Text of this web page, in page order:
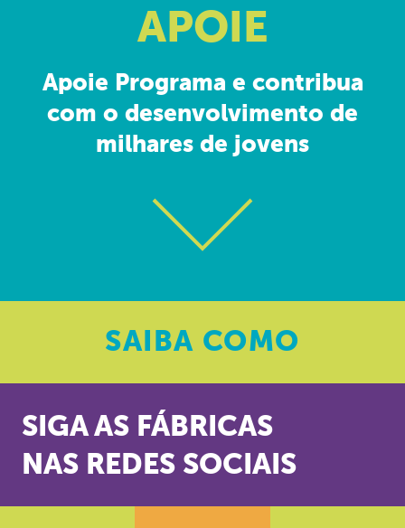
APOIE
Apoie Programa e contribua
com o desenvolvimento de
milhares de jovens
SAIBA COMO
SIGA AS FÁBRICAS
NAS REDES SOCIAIS